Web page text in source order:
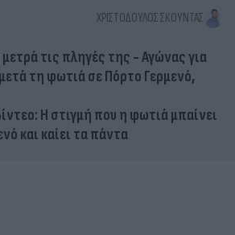
ΧΡΙΣΤΌΔΟΥΛΟΣ ΣΚΟΎΝΤΑΣ
τις πληγές της - Αγώνας για
τη φωτιά σε Πόρτο Γερμενό,
Η στιγμή που η φωτιά μπαίνει
και καίει τα πάντα